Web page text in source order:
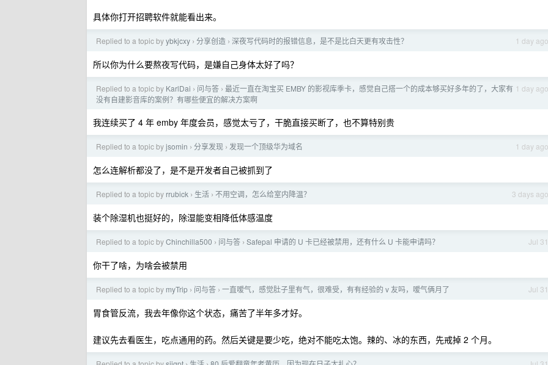
具体你打开招聘软件就能看出来。
1 day ago
Replied to a topic byybkjcxy › 分享创造 › 深夜写代码时的报错信息，是不是比白天更有攻击性？
所以你为什么要熬夜写代码，是嫌自己身体太好了吗？
1 day ago
Replied to a topic by KarlDai › 问与答 › 最近一直在淘宝买 EMBY 的影视库季卡，感觉自己搭一个的成本够买好多年的了，大家有
没有自建影音库的案例？有哪些便宜的解决方案啊
我连续买了 4 年 emby 年度会员，感觉太亏了，干脆直接买断了，也不算特别贵
1 day ago
Replied to a topic byjsomin › 分享发现 › 发现一个顶级华为域名
怎么连解析都没了，是不是开发者自己被抓到了
3 days ago
Replied to a topic by rrubick › 生活 › 不用空调，怎么给室内降温？
装个除湿机也挺好的，除湿能变相降低体感温度
Jul 31
Replied to a topic byChinchilla500 › 问与答 › Safepal 申请的 U 卡已经被禁用，还有什么 U 卡能申请吗？
你干了啥，为啥会被禁用
Jul 31
Replied to a topic by myTrip › 问与答 › 一直嗳气，感觉肚子里有气，很难受，有有经验的 v 友吗，嗳气俩月了
胃食管反流，我去年像你这个状态，痛苦了半年多才好。
建议先去看医生，吃点通用的药。然后关键是要少吃，绝对不能吃太饱。辣的、冰的东西，先戒掉 2 个月。